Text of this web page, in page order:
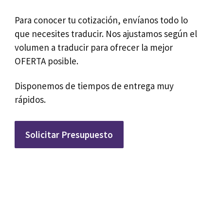
Para conocer tu cotización, envíanos todo lo
que necesites traducir. Nos ajustamos según el
volumen a traducir para ofrecer la mejor
OFERTA posible.
Disponemos de tiempos de entrega muy
rápidos.
Solicitar Presupuesto